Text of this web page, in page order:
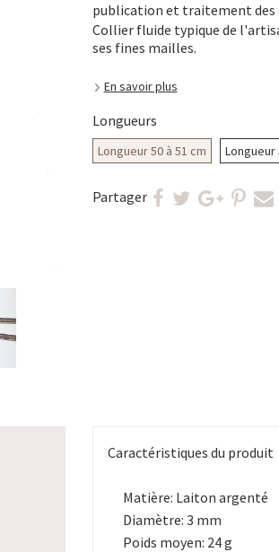
publication et traitement des
Collier fluide typique de
ses fines mailles.
En savoir plus
Longueurs
Longueur 50 à 51 cm Longueur
Partager
Caractéristiques du produit
Matière: Laiton argenté
Diamètre: 3 mm
Poids moyen: 24 g